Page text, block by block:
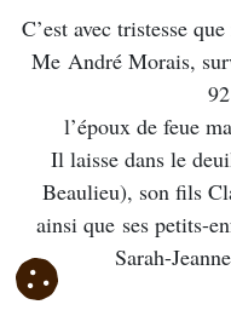
C’est avec tristesse
Me André Morais,
l’époux de feue
Il laisse dans le
Beaulieu), son fils
ainsi que ses petits-
Sarah-